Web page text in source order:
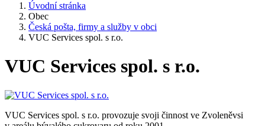
Úvodní stránka
Obec
Česká pošta, firmy a služby v obci
VUC Services spol. s r.o.
VUC Services spol. s r.o.
VUC Services spol. s r.o. provozuje svoji činnost ve Zvoleněvsi